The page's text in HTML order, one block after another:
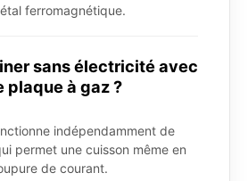
ferromagnétique.
sans électricité avec
plaque à gaz ?
indépendamment de
permet une cuisson même en
de courant.